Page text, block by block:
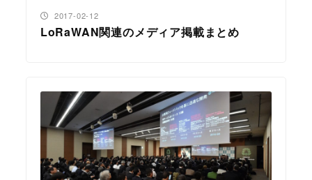
LoRaWAN関連のメディア掲載まとめ
投稿日
2017-02-12